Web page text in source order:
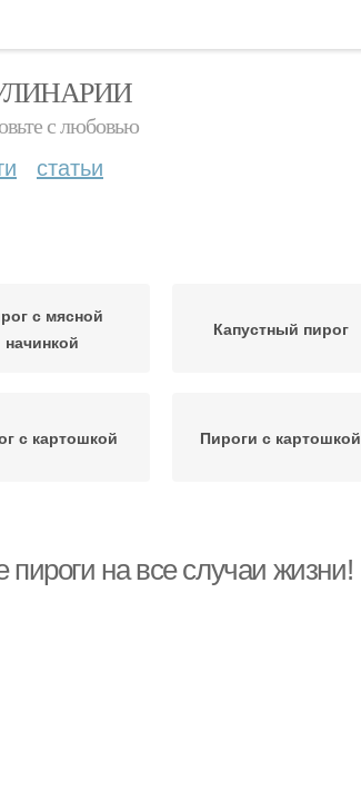
с любовью
статьи
с мясной
начинкой
Капустный пирог
с картошкой Пироги с картошкой
на все случаи жизни!